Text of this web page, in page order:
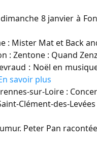
8 janvier à
: Mister Mat et Back
: Zentone : Quand
: Noël en
savoir plus
sur-Loire :
Clément-des-
Peter Pan